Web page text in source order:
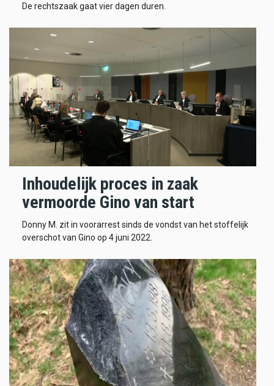
De rechtszaak gaat vier dagen duren.
Inhoudelijk proces in zaak
vermoorde Gino van start
Donny M. zit in voorarrest sinds de vondst van het stoffelijk
overschot van Gino op 4 juni 2022.